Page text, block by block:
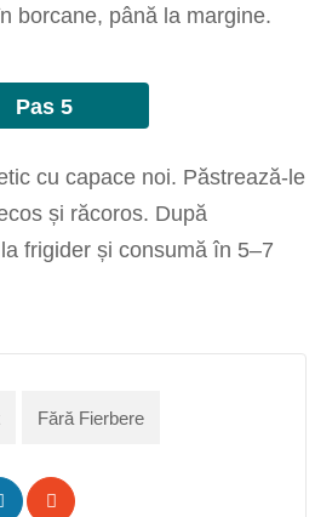
borcane, până la margine.
Pas 5
cu capace noi. Păstrează-le
și răcoros. După
frigider și consumă în 5–7
Fără Fierbere